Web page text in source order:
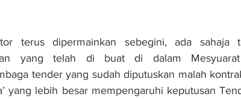
terus dipermainkan sebegini, ada sahaja
yang telah di buat di dalam
tender yang sudah diputuskan malah
yang lebih besar mempengaruhi keputusan